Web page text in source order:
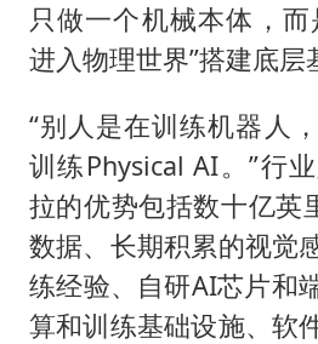
只做一个机械本体，
进入物理世界”搭建底层
“别人是在训练机器人
训练Physical AI。”行
拉的优势包括数十亿英
数据、长期积累的视觉
练经验、自研AI芯片和
算和训练基础设施、软